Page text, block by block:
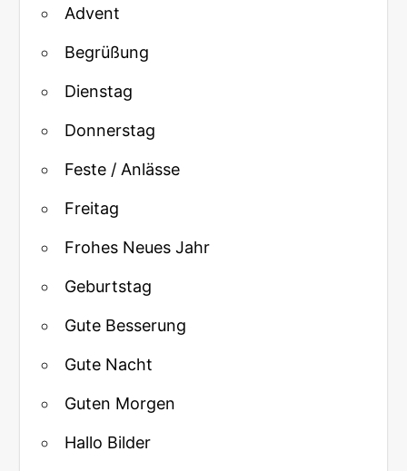
Advent
Begrüßung
Dienstag
Donnerstag
Feste / Anlässe
Freitag
Frohes Neues Jahr
Geburtstag
Gute Besserung
Gute Nacht
Guten Morgen
Hallo Bilder